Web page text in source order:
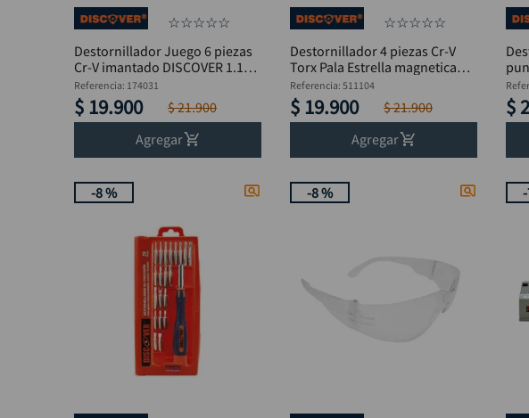
☆☆☆☆☆
Destornillador Juego 6 piezas
Cr-V imantado DISCOVER 1.1/2
a 4"
Referencia: 174031
$ 19.900 $21.900
Agregar
☆☆☆☆☆
Destornillador 4 piezas Cr-V
Torx Pala Estrella magnetica
DISCOVER
Referencia:511104
$ 19.900 $21.900
Agregar
$
-8 % -8 % -